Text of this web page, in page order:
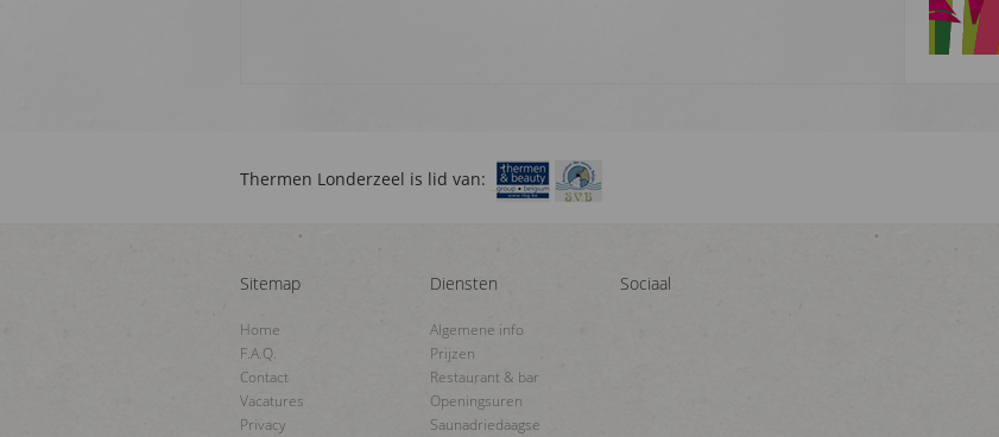
Thermen Londerzeel is lid van:
Sitemap
Home
F.A.Q.
Contact
Vacatures
Privacy
Diensten
Algemene info
Prijzen
Restaurant & bar
Openingsuren
Saunadriedaagse
Sociaal